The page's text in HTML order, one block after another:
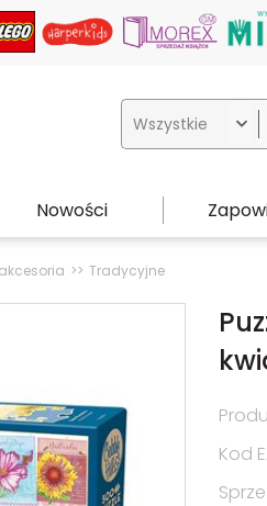

Nowości
Tradycyjne
Kod